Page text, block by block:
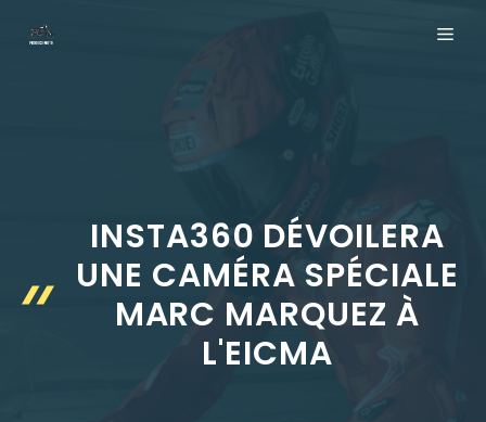
INSTA360 DÉVOILERA
UNE CAMÉRA SPÉCIALE
MARC MARQUEZ À
L'EICMA